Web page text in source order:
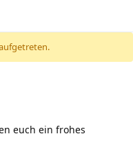
euch ein frohes